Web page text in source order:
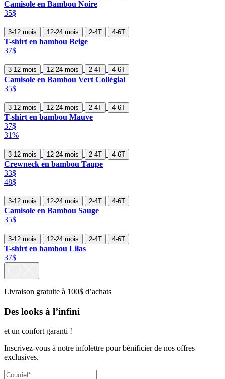
Camisole en Bambou Noire
35$
3-12 mois 12-24 mois 2-4T 4-6T
T-shirt en bambou Beige
37$
3-12 mois 12-24 mois 2-4T 4-6T
Camisole en Bambou Vert Collégial
35$
3-12 mois 12-24 mois 2-4T 4-6T
T-shirt en bambou Mauve
37$
31%
3-12 mois 12-24 mois 2-4T 4-6T
Crewneck en bambou Taupe
33$
48$
3-12 mois 12-24 mois 2-4T 4-6T
Camisole en Bambou Sauge
35$
3-12 mois 12-24 mois 2-4T 4-6T
T-shirt en bambou Lilas
37$
Livraison gratuite à 100$ d’achats
Des looks à l’infini
et un confort garanti !
Inscrivez-vous à notre infolettre pour bénificier de nos offres
exclusives.